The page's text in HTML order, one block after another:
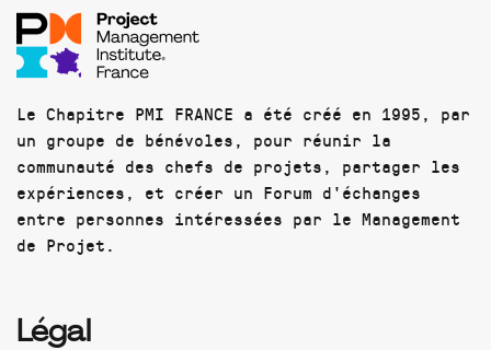
Le Chapitre PMI FRANCE a été créé en 1995, par
un groupe de bénévoles, pour réunir la
communauté des chefs de projets, partager les
expériences, et créer un Forum d'échanges
entre personnes intéressées par le Management
de Projet.
Légal